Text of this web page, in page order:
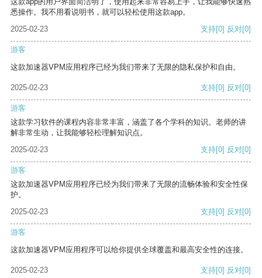
悉操作。我不用看说明书，就可以轻松使用这款app。
2025-02-23
支持[0] 反对[0]
游客
这款加速器VPM应用程序已经为我们带来了无限的隐私保护和自由。
2025-02-23 支持[0] 反对[0]
游客
这款学习软件的课程内容非常丰富，涵盖了各个学科的知识。老师的讲
解非常生动，让我能够轻松理解知识点。
2025-02-23
支持[0] 反对[0]
游客
这款加速器VPM应用程序已经为我们带来了无限的流畅体验和安全性保
护。
2025-02-23
支持[0] 反对[0]
游客
这款加速器VPM应用程序可以给你提供全球覆盖和最高安全性的连接。
2025-02-23 支持[0] 反对[0]